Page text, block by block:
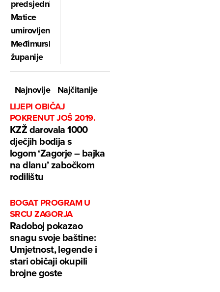
predsjednicu
Matice
umirovljenika
Međimurske
županije
Najnovije
Najčitanije
LIJEPI OBIČAJ
POKRENUT JOŠ 2019.
KZŽ darovala 1000
dječjih bodija s
logom ‘Zagorje – bajka
na dlanu’ zabočkom
rodilištu
BOGAT PROGRAM U
SRCU ZAGORJA
Radoboj pokazao
snagu svoje baštine:
Umjetnost, legende i
stari običaji okupili
brojne goste